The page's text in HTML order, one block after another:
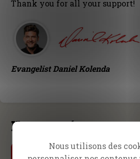
Thank you for all your support!
Evangelist Daniel Kolenda
Nouveautés
Par Daniel
L’urgence
Nous utilisons des